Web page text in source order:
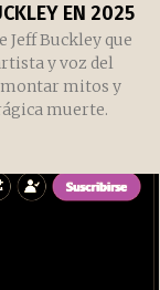
EN 2025
Jeff Buckley que
y voz del
mitos y
muerte.